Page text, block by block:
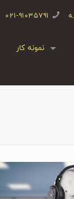
۰۲۱-۹۱۰۳۵۷۹۱
نمونه کار